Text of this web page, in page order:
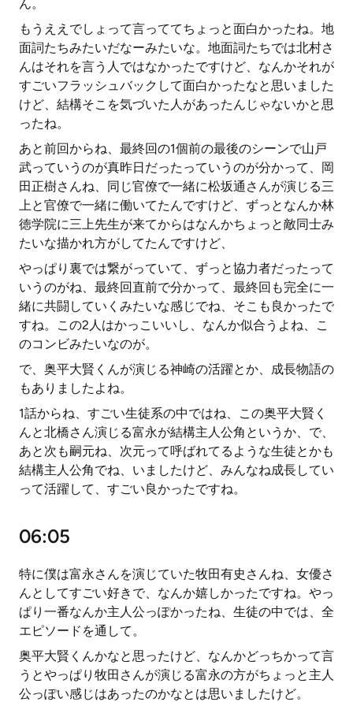
ん。
もうええでしょって言っててちょっと面白かったね。地
面詞たちみたいだなーみたいな。地面詞たちでは北村さ
んはそれを言う人ではなかったですけど、なんかそれが
すごいフラッシュバックして面白かったなと思いました
けど、結構そこを気づいた人があったんじゃないかと思
ったね。
あと前回からね、最終回の1個前の最後のシーンで山戸
武っていうのが真昨日だったっていうのが分かって、岡
田正樹さんね、同じ官僚で一緒に松坂通さんが演じる三
上と官僚で一緒に働いてたんですけど、ずっとなんか林
徳学院に三上先生が来てからはなんかちょっと敵同士み
たいな描かれ方がしてたんですけど、
やっぱり裏では繋がっていて、ずっと協力者だったって
いうのがね、最終回直前で分かって、最終回も完全に一
緒に共闘していくみたいな感じでね、そこも良かったで
すね。この2人はかっこいいし、なんか似合うよね、こ
のコンビみたいなのが。
で、奥平大賢くんが演じる神崎の活躍とか、成長物語の
もありましたよね。
1話からね、すごい生徒系の中ではね、この奥平大賢く
んと北橋さん演じる富永が結構主人公角というか、で、
あと次も嗣元ね、次元って呼ばれてるような生徒とかも
結構主人公角でね、いましたけど、みんなね成長してい
って活躍して、すごい良かったですね。
06:05
特に僕は富永さんを演じていた牧田有史さんね、女優さ
んとしてすごい好きで、なんか嬉しかったですね。やっ
ぱり一番なんか主人公っぽかったね、生徒の中では、全
エピソードを通して。
奥平大賢くんかなと思ったけど、なんかどっちかって言
うとやっぱり牧田さんが演じる富永の方がちょっと主人
公っぽい感じはあったのかなとは思いましたけど。